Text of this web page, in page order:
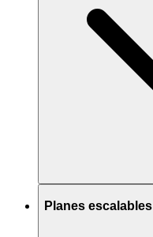
Planes